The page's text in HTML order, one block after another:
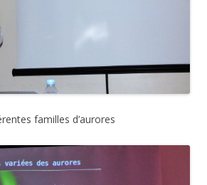
familles d’aurores